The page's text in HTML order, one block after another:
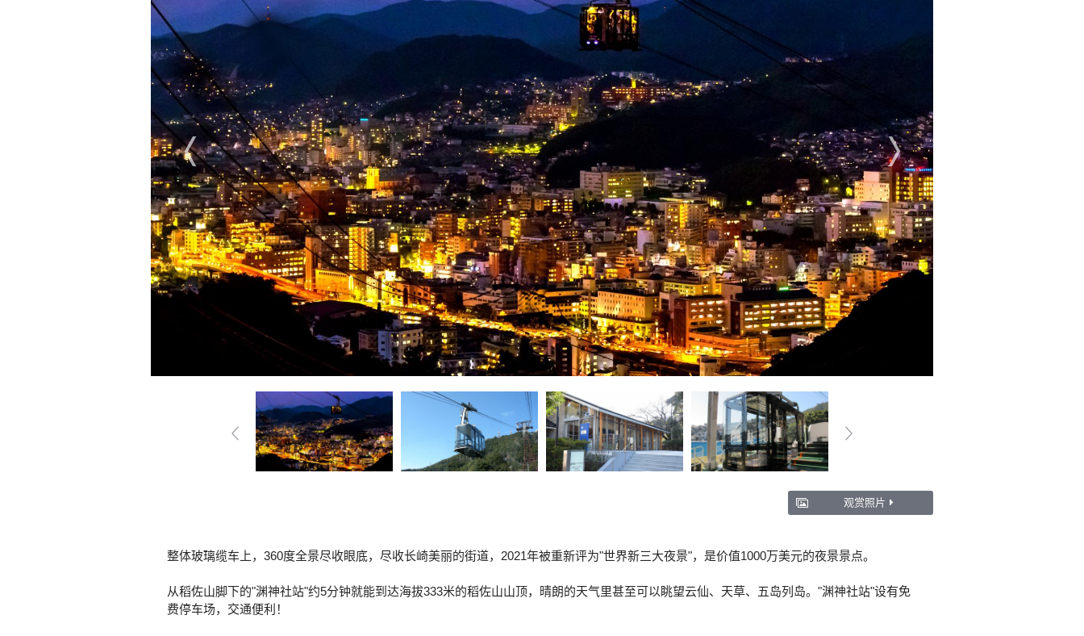
观赏照片
整体玻璃缆车上，360度全景尽收眼底，尽收长崎美丽的街道，2021年被重新评为"世界新三大夜景"，是价值1000万美元的夜景景点。
从稻佐山脚下的"渊神社站"约5分钟就能到达海拔333米的稻佐山山顶，晴朗的天气里甚至可以眺望云仙、天草、五岛列岛。"渊神社站"设有免
费停车场，交通便利！